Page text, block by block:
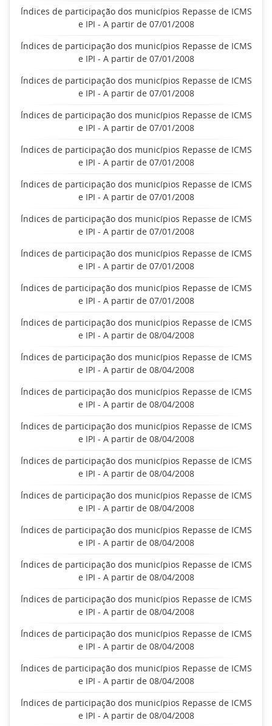
Índices de participação dos municípios Repasse de ICMS
e IPI - A partir de 07/01/2008
Índices de participação dos municípios Repasse de ICMS
e IPI - A partir de 07/01/2008
Índices de participação dos municípios Repasse de ICMS
e IPI - A partir de 07/01/2008
Índices de participação dos municípios Repasse de ICMS
e IPI - A partir de 07/01/2008
Índices de participação dos municípios Repasse de ICMS
e IPI - A partir de 07/01/2008
Índices de participação dos municípios Repasse de ICMS
e IPI - A partir de 07/01/2008
Índices de participação dos municípios Repasse de ICMS
e IPI - A partir de 07/01/2008
Índices de participação dos municípios Repasse de ICMS
e IPI - A partir de 07/01/2008
Índices de participação dos municípios Repasse de ICMS
e IPI - A partir de 07/01/2008
Índices de participação dos municípios Repasse de ICMS
e IPI - A partir de 08/04/2008
Índices de participação dos municípios Repasse de ICMS
e IPI - A partir de 08/04/2008
Índices de participação dos municípios Repasse de ICMS
e IPI - A partir de 08/04/2008
Índices de participação dos municípios Repasse de ICMS
e IPI - A partir de 08/04/2008
Índices de participação dos municípios Repasse de ICMS
e IPI - A partir de 08/04/2008
Índices de participação dos municípios Repasse de ICMS
e IPI - A partir de 08/04/2008
Índices de participação dos municípios Repasse de ICMS
e IPI - A partir de 08/04/2008
Índices de participação dos municípios Repasse de ICMS
e IPI - A partir de 08/04/2008
Índices de participação dos municípios Repasse de ICMS
e IPI - A partir de 08/04/2008
Índices de participação dos municípios Repasse de ICMS
e IPI - A partir de 08/04/2008
Índices de participação dos municípios Repasse de ICMS
e IPI - A partir de 08/04/2008
Índices de participação dos municípios Repasse de ICMS
e IPI - A partir de 08/04/2008